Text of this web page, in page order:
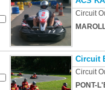
Circuit
Circuit
Circuit
PONT-